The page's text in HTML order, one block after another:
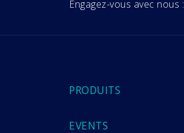
Engagez-vous avec nous :
PRODUITS
EVENTS